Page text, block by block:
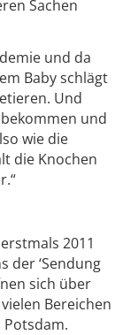
Sachen
und da
Baby schlägt
Und
und
wie die
die Knochen
2011
der ‘Sendung
sich über
Bereichen
Potsdam.